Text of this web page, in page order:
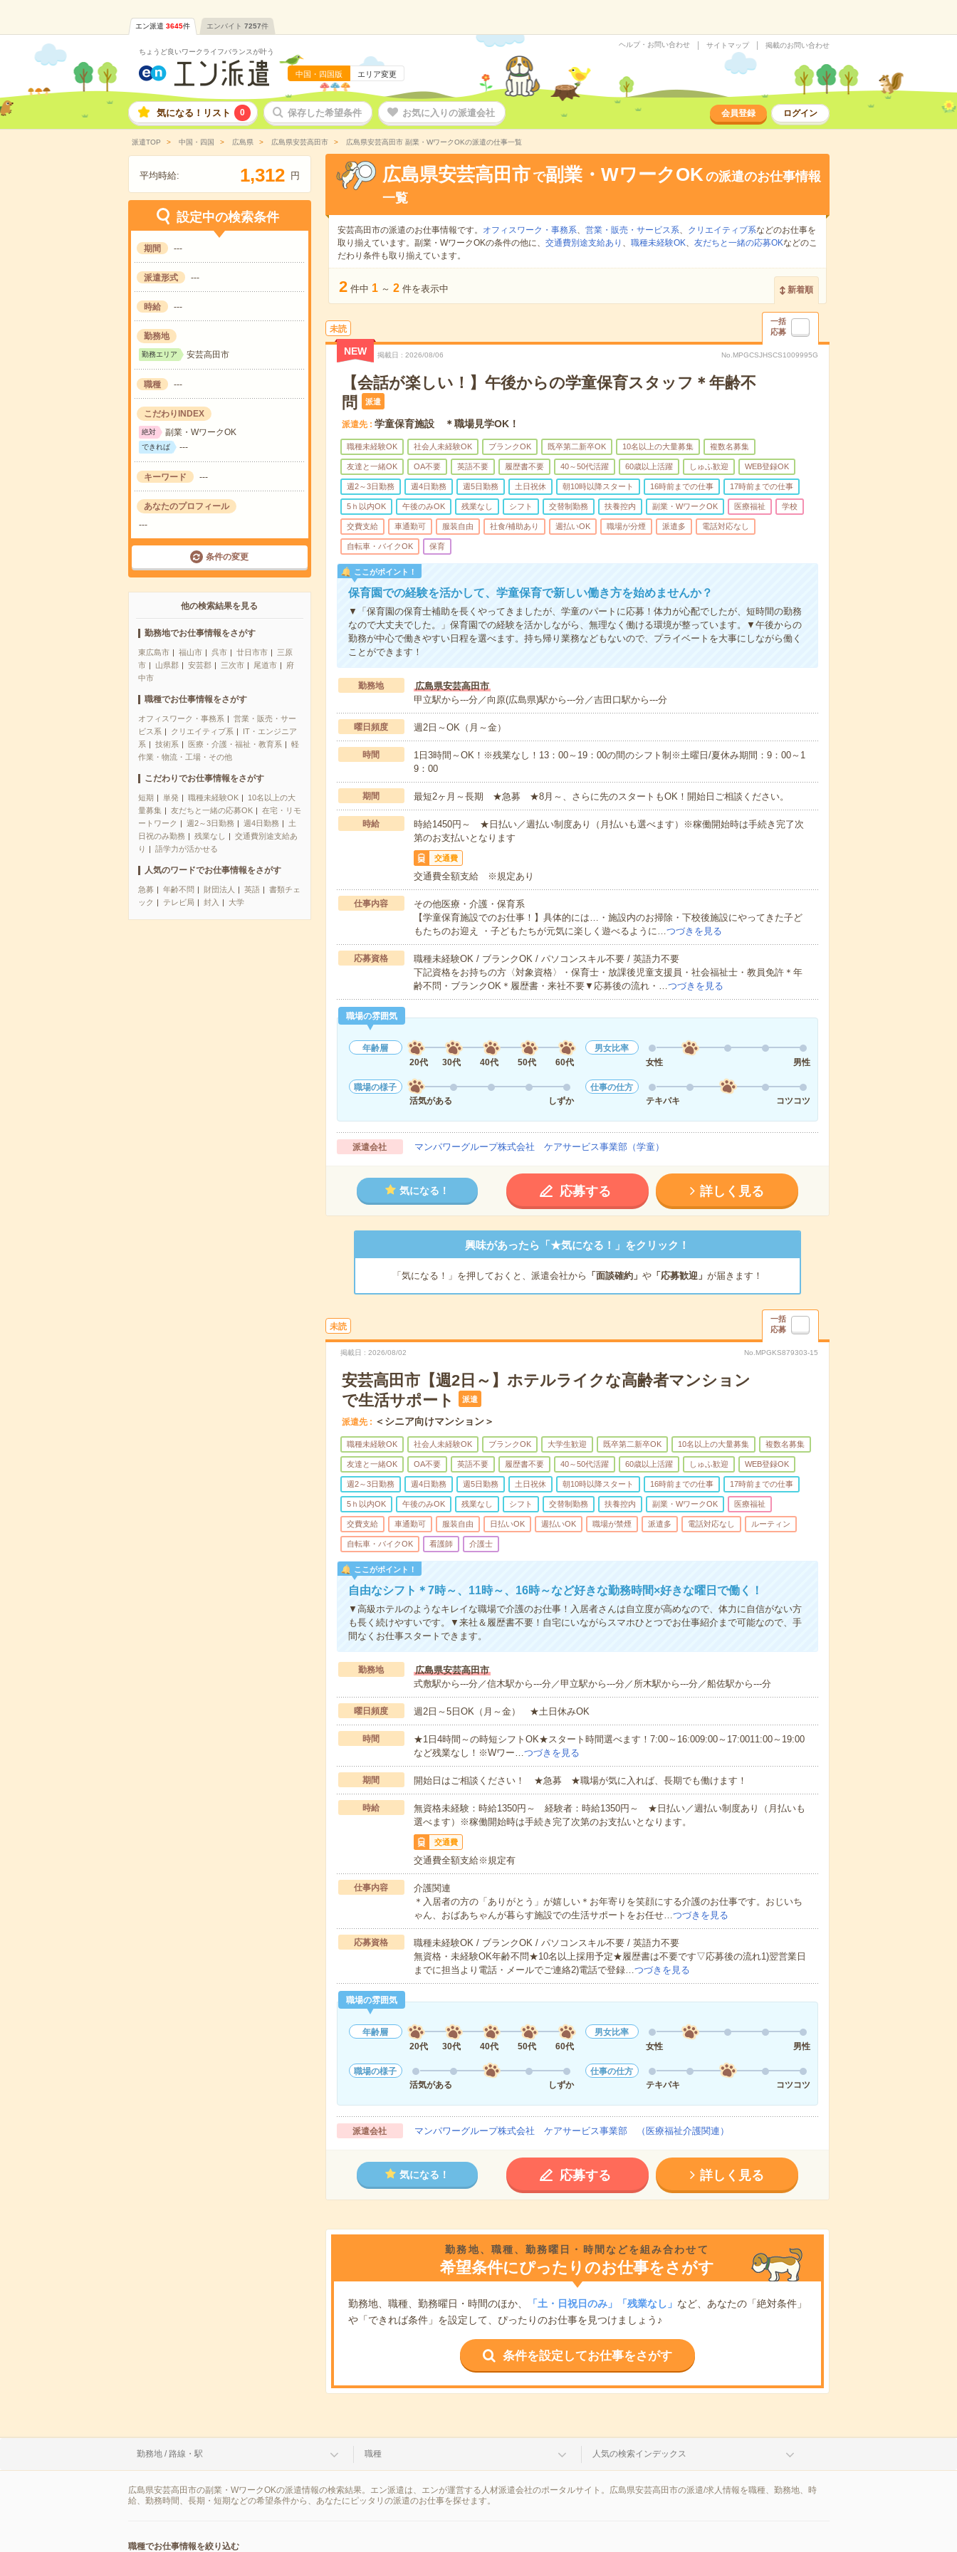
エン派遣 3645件 エンバイト 7257件
ちょうど良いワークライフバランスが叶う
中国・四国版 エリア変更
ヘルプ・お問い合わせ サイトマップ 掲載のお問い合わせ
気になる！リスト 0 保存した希望条件 お気に入りの派遣会社 会員登録 ログイン
派遣TOP 中国・四国 広島県 広島県安芸高田市 広島県安芸高田市 副業・WワークOKの派遣の仕事一覧
平均時給: 1,312 円
設定中の検索条件
期間 ---
派遣形式 ---
時給 ---
勤務地
勤務エリア 安芸高田市
職種 ---
こだわりINDEX
絶対 副業・WワークOK
できれば ---
キーワード ---
あなたのプロフィール
---
条件の変更
他の検索結果を見る
勤務地でお仕事情報をさがす
東広島市 福山市 呉市 廿日市市
三原
市
山県郡 安芸郡 三次市 尾道市
府
中市
職種でお仕事情報をさがす
オフィスワーク・事務系
営業・販売・サー
ビス系
クリエイティブ系
IT・エンジニア
系
技術系 医療・介護・福祉・教育系
軽
作業・物流・工場・その他
こだわりでお仕事情報をさがす
短期 単発 職種未経験OK
10名以上の大
量募集
友だちと一緒の応募OK
在宅・リモ
ートワーク
週2～3日勤務 週4日勤務
土
日祝のみ勤務
残業なし
交通費別途支給あ
り
語学力が活かせる
人気のワードでお仕事情報をさがす
急募 年齢不問 財団法人 英語
書類チェ
ック
テレビ局 封入 大学
広島県安芸高田市 で副業・WワークOKの派遣のお仕事情報
一覧
安芸高田市の派遣のお仕事情報です。 オフィスワーク・事務系、 営業・販売・サービス系、 クリエイティブ系などのお仕事を
取り揃えています。副業・WワークOKの条件の他に、 交通費別途支給あり 、 職種未経験OK、 友だちと一緒の応募OKなどのこ
だわり条件も取り揃えています。
2 件中 1 ～ 2 件を表示中 新着順
未読
一括
応募
NEW 掲載日 2026/08/06 No.MPGCSJHSCS1009995G
【会話が楽しい！】午後からの学童保育スタッフ＊年齢不
問
派遣
派遣先 学童保育施設 ＊職場見学OK！
職種未経験OK 社会人未経験OK ブランクOK 既卒第二新卒OK 10名以上の大量募集 複数名募集
友達と一緒OK OA不要 英語不要 履歴書不要 40～50代活躍 60歳以上活躍 しゅふ歓迎 WEB登録OK
週2～3日勤務 週4日勤務 週5日勤務 土日祝休 朝10時以降スタート 16時前までの仕事 17時前までの仕事
5ｈ以内OK 午後のみOK 残業なし シフト 交替制勤務 扶養控内 副業・WワークOK 医療福祉 学校
交費支給 車通勤可 服装自由 社食/補助あり 週払いOK 職場が分煙 派遣多 電話対応なし
自転車・バイクOK 保育
ここがポイント！
保育園での経験を活かして、学童保育で新しい働き方を始めませんか？
▼「保育園の保育士補助を長くやってきましたが、学童のパートに応募！体力が心配でしたが、短時間の勤務
なので大丈夫でした。」保育園での経験を活かしながら、無理なく働ける環境が整っています。▼午後からの
勤務が中心で働きやすい日程を選べます。持ち帰り業務などもないので、プライベートを大事にしながら働く
ことができます！
勤務地
広島県安芸高田市
甲立駅から---分／向原(広島県)駅から---分／吉田口駅から---分
曜日頻度 週2日～OK（月～金）
時間
1日3時間～OK！※残業なし！13：00～19：00の間のシフト制※土曜日/夏休み期間：9：00～1
9：00
期間 最短2ヶ月～長期 ★急募 ★8月～、さらに先のスタートもOK！開始日ご相談ください。
時給
時給1450円～ ★日払い／週払い制度あり（月払いも選べます）※稼働開始時は手続き完了次
第のお支払いとなります
交通費
交通費全額支給 ※規定あり
仕事内容
その他医療・介護・保育系
【学童保育施設でのお仕事！】具体的には…・施設内のお掃除・下校後施設にやってきた子ど
もたちのお迎え ・子どもたちが元気に楽しく遊べるように…つづきを見る
応募資格
職種未経験OK / ブランクOK / パソコンスキル不要 / 英語力不要
下記資格をお持ちの方〈対象資格〉・保育士・放課後児童支援員・社会福祉士・教員免許＊年
齢不問・ブランクOK＊履歴書・来社不要▼応募後の流れ・…つづきを見る
職場の雰囲気
年齢層
20代
30代 40代 50代 60代
男女比率
女性
男性
職場の様子
活気がある
しずか
仕事の仕方
テキパキ
コツコツ
派遣会社 マンパワーグループ株式会社 ケアサービス事業部（学童）
気になる！ 応募する 詳しく見る
興味があったら「★気になる！」をクリック！
「気になる！」を押しておくと、派遣会社から 「面談確約」 や「応募歓迎」 が届きます！
未読
一括
応募
掲載日 2026/08/02 No.MPGKS879303-15
安芸高田市【週2日～】ホテルライクな高齢者マンション
で生活サポート
派遣
派遣先 ＜シニア向けマンション＞
職種未経験OK 社会人未経験OK ブランクOK 大学生歓迎 既卒第二新卒OK 10名以上の大量募集 複数名募集
友達と一緒OK OA不要 英語不要 履歴書不要 40～50代活躍 60歳以上活躍 しゅふ歓迎 WEB登録OK
週2～3日勤務 週4日勤務 週5日勤務 土日祝休 朝10時以降スタート 16時前までの仕事 17時前までの仕事
5ｈ以内OK 午後のみOK 残業なし シフト 交替制勤務 扶養控内 副業・WワークOK 医療福祉
交費支給 車通勤可 服装自由 日払いOK 週払いOK 職場が禁煙 派遣多 電話対応なし ルーティン
自転車・バイクOK 看護師 介護士
ここがポイント！
自由なシフト＊7時～、11時～、16時～など好きな勤務時間×好きな曜日で働く！
▼高級ホテルのようなキレイな職場で介護のお仕事！入居者さんは自立度が高めなので、体力に自信がない方
も長く続けやすいです。▼来社＆履歴書不要！自宅にいながらスマホひとつでお仕事紹介まで可能なので、手
間なくお仕事スタートできます。
勤務地
広島県安芸高田市
式敷駅から---分／信木駅から---分／甲立駅から---分／所木駅から---分／船佐駅から---分
曜日頻度 週2日～5日OK（月～金） ★土日休みOK
時間
★1日4時間～の時短シフトOK★スタート時間選べます！7:00～16:009:00～17:0011:00～19:00
など残業なし！※Wワー…つづきを見る
期間 開始日はご相談ください！ ★急募 ★職場が気に入れば、長期でも働けます！
時給
無資格未経験：時給1350円～ 経験者：時給1350円～ ★日払い／週払い制度あり（月払いも
選べます）※稼働開始時は手続き完了次第のお支払いとなります。
交通費
交通費全額支給※規定有
仕事内容
介護関連
＊入居者の方の「ありがとう」が嬉しい＊お年寄りを笑顔にする介護のお仕事です。おじいち
ゃん、おばあちゃんが暮らす施設での生活サポートをお任せ…つづきを見る
応募資格
職種未経験OK / ブランクOK / パソコンスキル不要 / 英語力不要
無資格・未経験OK年齢不問★10名以上採用予定★履歴書は不要です▽応募後の流れ1)翌営業日
までに担当より電話・メールでご連絡2)電話で登録…つづきを見る
職場の雰囲気
年齢層
20代
30代 40代 50代 60代
男女比率
女性
男性
職場の様子
活気がある
しずか
仕事の仕方
テキパキ
コツコツ
派遣会社 マンパワーグループ株式会社 ケアサービス事業部 （医療福祉介護関連）
気になる！ 応募する 詳しく見る
勤務地、職種、勤務曜日・時間などを組み合わせて
希望条件にぴったりのお仕事をさがす
勤務地、職種、勤務曜日・時間のほか、 「土・日祝日のみ」「残業なし」 など、あなたの「絶対条件」
や「できれば条件」を設定して、ぴったりのお仕事を見つけましょう♪
条件を設定してお仕事をさがす
勤務地 / 路線・駅 職種 人気の検索インデックス
広島県安芸高田市の副業・WワークOKの派遣情報の検索結果。エン派遣は、エンが運営する人材派遣会社のポータルサイト。広島県安芸高田市の派遣/求人情報を職種、勤務地、時
給、勤務時間、長期・短期などの希望条件から、あなたにピッタリの派遣のお仕事を探せます。
職種でお仕事情報を絞り込む